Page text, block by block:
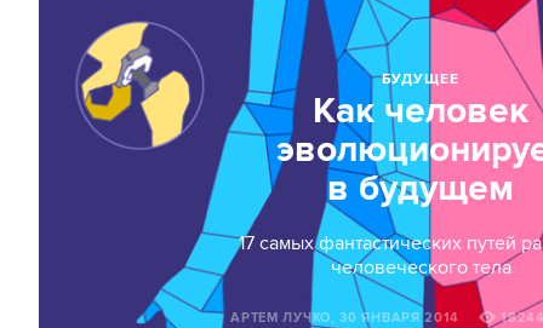
БУДУЩЕЕ
Как человек
в будущем
17 самых фантастических путей
человеческого тела
АРТЕМ ЛУЧКО, 30 ЯНВАРЯ 2014